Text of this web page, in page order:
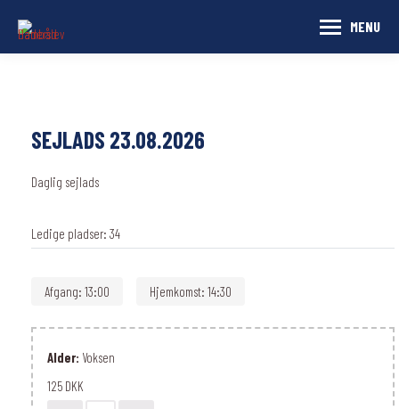
MENU
SEJLADS 23.08.2026
Daglig sejlads
Ledige pladser: 34
Afgang: 13:00 Hjemkomst: 14:30
Alder: Voksen
125 DKK